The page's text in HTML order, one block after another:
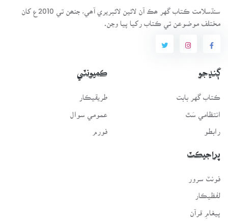
سنڌسلامت ڪتاب گهر ھڪ آن لائين لائبريري آھي، جنھن تي 2010ع کان
مختلف موضوعن تي ڪتاب رکيا پيا وڃن.
ڳنڍجو
ڪتاب گهر بابت
انتظامي سَٿ
رابطو
ڪميونٽي
طريقيڪار
عمومي سوال
فورم
پراجيڪٽ
لفظيڪار
پيغامِ قرآن